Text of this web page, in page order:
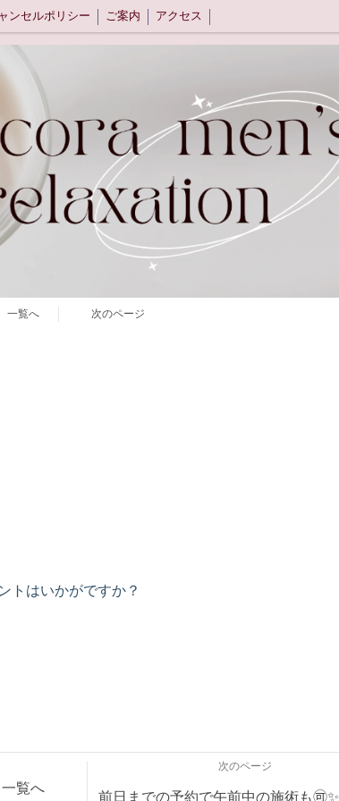
ンセルポリシー ご案内 アクセス
一覧へ 次のページ
トはいかがですか？
一覧へ
次のページ
前日までの予約で午前中の施術も🉑✨